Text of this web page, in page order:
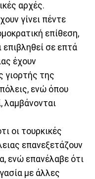
αρχές.
γίνει πέντε
επίθεση,
σε επτά
έχουν
γιορτής της
ενώ όπου
λαμβάνονται
οι τουρκικές
επανεξετάζουν
ενώ επανέλαβε ότι
με άλλες